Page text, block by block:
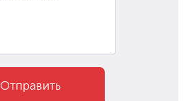
Отправить